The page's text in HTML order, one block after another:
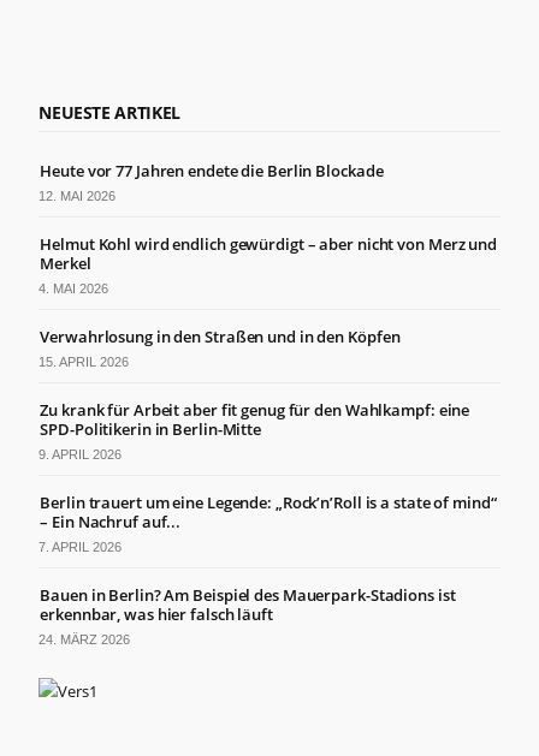
NEUESTE ARTIKEL
Heute vor 77 Jahren endete die Berlin Blockade
12. MAI 2026
Helmut Kohl wird endlich gewürdigt – aber nicht von Merz und
Merkel
4. MAI 2026
Verwahrlosung in den Straßen und in den Köpfen
15. APRIL 2026
Zu krank für Arbeit aber fit genug für den Wahlkampf: eine
SPD-Politikerin in Berlin-Mitte
9. APRIL 2026
Berlin trauert um eine Legende: „Rock’n’Roll is a state of mind“
– Ein Nachruf auf...
7. APRIL 2026
Bauen in Berlin? Am Beispiel des Mauerpark-Stadions ist
erkennbar, was hier falsch läuft
24. MÄRZ 2026